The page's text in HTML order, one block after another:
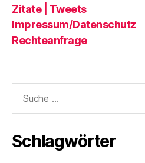
Zitate | Tweets
Impressum/Datenschutz
Rechteanfrage
nach:
Schlagwörter